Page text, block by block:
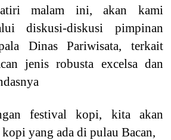
malam ini, akan kami
diskusi-diskusi pimpinan
Dinas Pariwisata, terkait
jenis robusta excelsa dan
festival kopi, kita akan
yang ada di pulau Bacan,